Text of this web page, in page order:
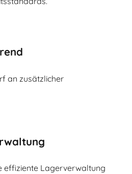
an zusätzlicher
effiziente Lagerverwaltung